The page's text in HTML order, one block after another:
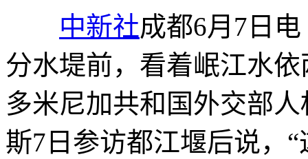
中新社成都6月7日
分水堤前，看着岷江水
多米尼加共和国外交部
斯7日参访都江堰后说，